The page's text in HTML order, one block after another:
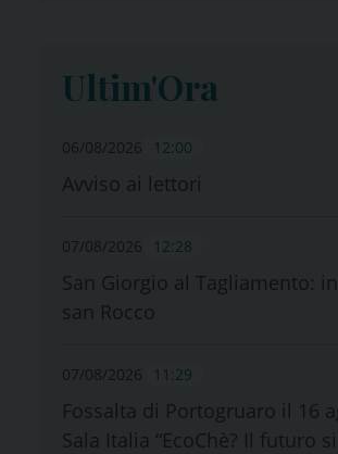
Ultim'Ora
06/08/2026 12:00
Avviso ai lettori
07/08/2026 12:28
San Giorgio al Tagliamento:
san Rocco
07/08/2026 11:29
Fossalta di Portogruaro il 16
Sala Italia “EcoChè? Il futuro